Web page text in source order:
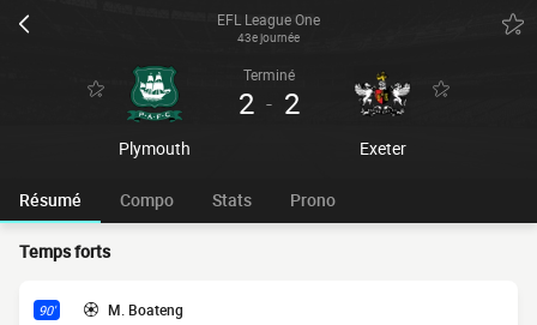
EFL League One
43e journée
Plymouth
Terminé
2 - 2
Exeter
Résumé Compo Stats Prono
Temps forts
90' M. Boateng